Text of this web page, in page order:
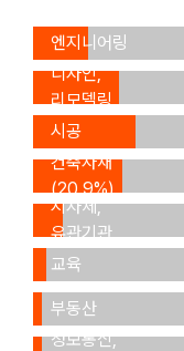
엔지니어링
(12.8%)
인테리어,
디자인,
리모델링
(20.2%)
건설,
시공
(24.2%)
건축자재
(20.9%)
정부기관,
지자체,
유관기관
(7.0%)
연구,
교육
(1.8%)
건물관리,
부동산
(1.3%)
ICT,
정보통신,